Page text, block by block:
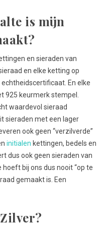
is mijn
en sieraden van
en elke ketting op
En elke
925 keurmerk stempel.
waardevol sieraad
sieraden met een lager
ook geen “verzilverde”
initialen kettingen, bedels en
dus ook geen sieraden van
bij ons dus nooit “op te
gemaakt is. Een